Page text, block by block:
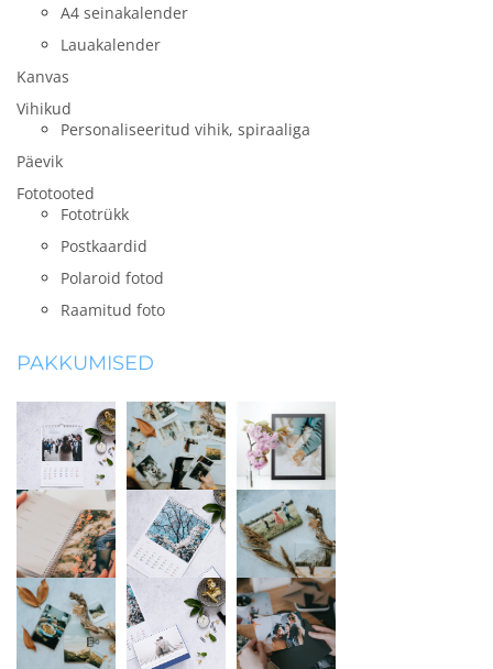
A4 seinakalender
Lauakalender
Kanvas
Vihikud
Personaliseeritud vihik, spiraaliga
Päevik
Fototooted
Fototrükk
Postkaardid
Polaroid fotod
Raamitud foto
PAKKUMISED